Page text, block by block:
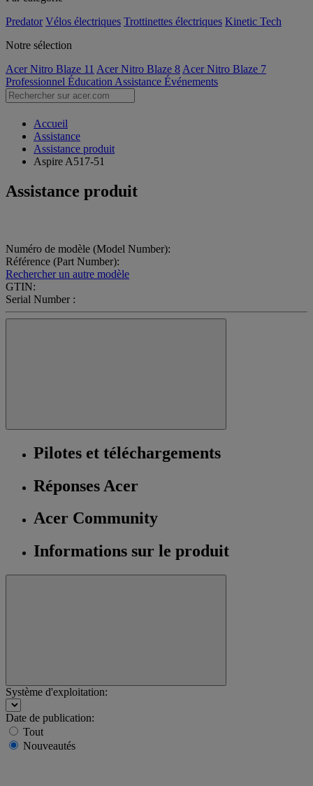
Predator Vélos électriques Trottinettes électriques Kinetic Tech
Notre sélection
Acer Nitro Blaze 11 Acer Nitro Blaze 8 Acer Nitro Blaze 7
Professionnel Éducation Assistance Événements
Accueil
Assistance
Assistance produit
Aspire A517-51
Assistance produit
Numéro de modèle (Model Number):
Référence (Part Number):
Rechercher un autre modèle
GTIN:
Serial Number :
Pilotes et téléchargements
Réponses Acer
Acer Community
Informations sur le produit
Système d'exploitation:
Date de publication:
Tout
Nouveautés